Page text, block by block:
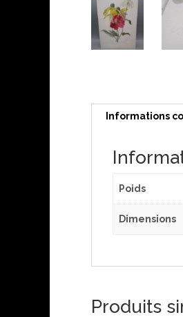
Informations
Poids
Dimensions
Produits